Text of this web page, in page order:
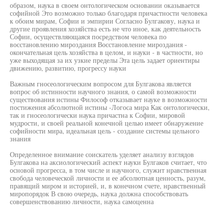
образом, наука в своем онтологическом основании оказывается
софийной Это возможно только благодаря причастности человека
к обоим мирам, Софии и эмпирии Согласно Булгакову, наука и
другие проявления хозяйства есть не что иное, как деятельность
Софии, осуществляющаяся посредством человека по
восстановлению мироздания Восстановление мироздания -
окончательная цель хозяйства в целом, и науки - в частности, но
уже выходящая за их узкие пределы Эта цель задает ориентиры
движению, развитию, прогрессу науки
Важным гносеологическим вопросом для Булгакова является
вопрос об истинности научного знания, о самой возможности
существования истины Философ отказывает науке в возможности
постижения абсолютной истины -Логоса мира Как онтологически,
так и гносеологически наука причастна к Софии, мировой
мудрости, и своей реальной конечной целью имеет обнаружение
софийности мира, идеальная цель - создание системы цельного
знания
Определенное внимание соискатель уделяет анализу взглядов
Булгакова на аксиологический аспект науки Булгаков считает, что
основой прогресса, в том числе и научного, служит нравственная
свобода человеческой личности и ее абсолютная ценность, разум,
правящий миром и историей, и, в конечном счете, нравственный
миропорядок В свою очередь, наука должна способствовать
совершенствованию личности, наука самоценна